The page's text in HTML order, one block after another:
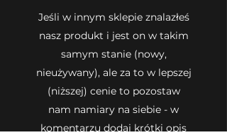
Jeśli w innym sklepie znalazłeś
nasz produkt i jest on w takim
samym stanie (nowy,
nieużywany), ale za to w lepszej
(niższej) cenie to pozostaw
nam namiary na siebie - w
komentarzu dodaj krótki opis